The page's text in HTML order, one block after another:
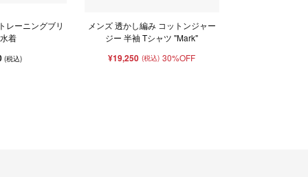
レーニングブリ
着
(税込)
メンズ 透かし編み コットンジャー
ジー 半袖 Tシャツ "Mark"
¥19,250 (税込) 30%OFF